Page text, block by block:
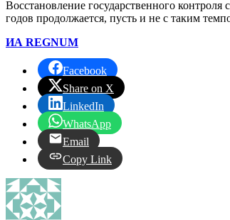
Восстановление государственного
годов продолжается, пусть и не с таким
ИА REGNUM
Facebook
Share on X
LinkedIn
WhatsApp
Email
Copy Link